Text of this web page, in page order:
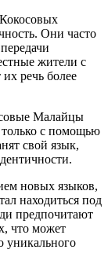
Они часто
жители с
их речь более
Малайцы
только с помощью
свой язык,
новых языков,
находиться под
предпочитают
что может
уникального